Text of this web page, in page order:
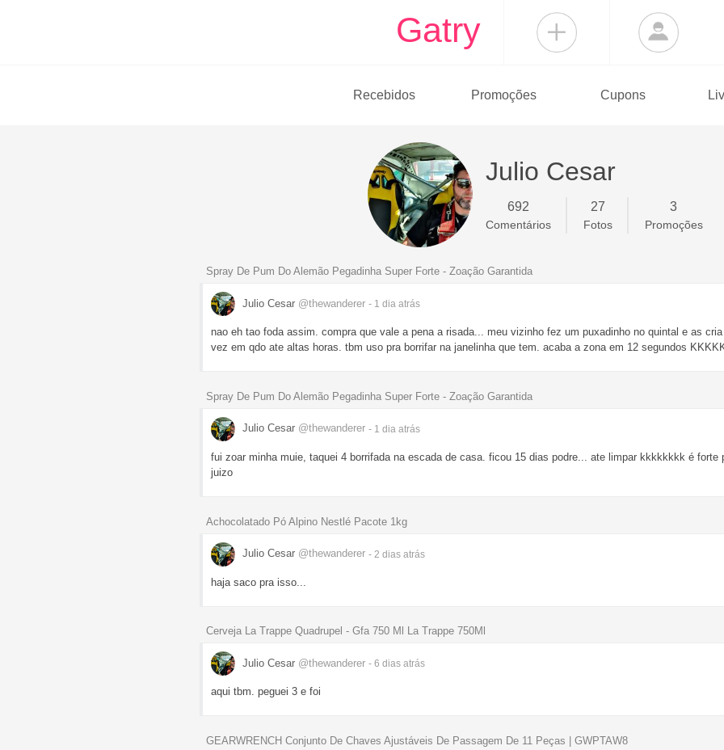
Gatry
Recebidos Promoções Cupons
Julio Cesar
692
Comentários
27
Fotos
3
Promoções
Spray De Pum Do Alemão Pegadinha Super Forte - Zoação Garantida
Julio Cesar @thewanderer - 1 dia atrás
nao eh tao foda assim. compra que vale a pena a risada... meu vizinho fez um puxadinho no quintal e as
vez em qdo ate altas horas. tbm uso pra borrifar na janelinha que tem. acaba a zona em 12 segundos
Spray De Pum Do Alemão Pegadinha Super Forte - Zoação Garantida
Julio Cesar @thewanderer - 1 dia atrás
fui zoar minha muie, taquei 4 borrifada na escada de casa. ficou 15 dias podre... ate limpar kkkkkkkk é forte
juizo
Achocolatado Pó Alpino Nestlé Pacote 1kg
Julio Cesar @thewanderer - 2 dias atrás
haja saco pra isso...
Cerveja La Trappe Quadrupel - Gfa 750 Ml La Trappe 750Ml
Julio Cesar @thewanderer - 6 dias atrás
aqui tbm. peguei 3 e foi
GEARWRENCH Conjunto De Chaves Ajustáveis De Passagem De 11 Peças | GWPTAW8